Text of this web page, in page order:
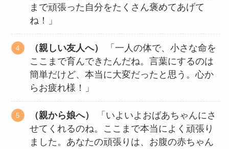
まで頑張った自分をたくさん褒めてあげて
ね！」
（親しい友人へ）
「一人の体で、小さな命を
ここまで育んできたんだね。言葉にするのは
簡単だけど、本当に大変だったと思う。心か
らお疲れ様！」
（親から娘へ）
「いよいよおばあちゃんにさ
せてくれるのね。ここまで本当によく頑張り
ました。あなたの頑張りは、お腹の赤ちゃん